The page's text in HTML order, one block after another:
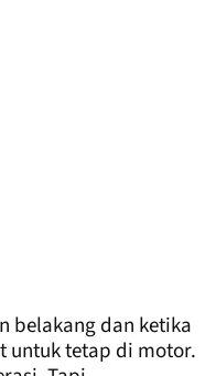
belakang dan ketika
untuk tetap di motor.